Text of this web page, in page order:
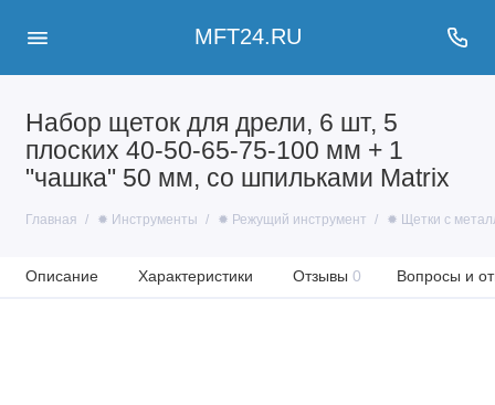
MFT24.RU
Набор щеток для дрели, 6 шт, 5
плоских 40-50-65-75-100 мм + 1
"чашка" 50 мм, со шпильками Matrix
Главная ✹ Инструменты ✹ Режущий инструмент ✹ Щетки с
Описание Характеристики Отзывы 0 Вопросы и